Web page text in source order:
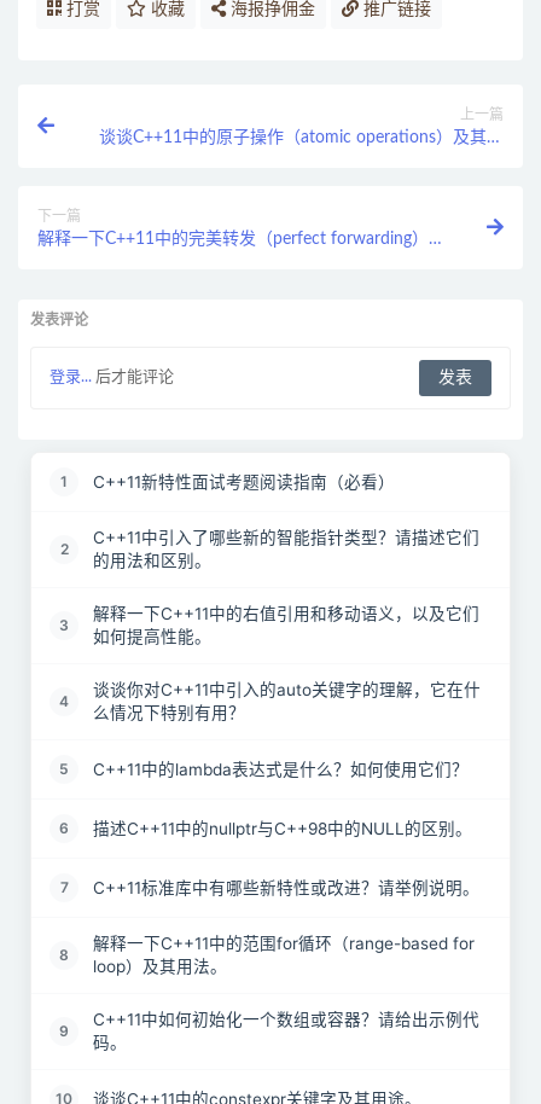
打赏 收藏 海报挣佣金 推广链接
上一篇
谈谈C++11中的原子操作（atomic operations）及其在
下一篇
解释一下C++11中的完美转发（perfect forwarding）及
发表评论
登录... 后才能评论
1 C++11新特性面试考题阅读指南（必看）
2
C++11中引入了哪些新的智能指针类型？请描述它们
的用法和区别。
3
解释一下C++11中的右值引用和移动语义，以及它们
如何提高性能。
4
谈谈你对C++11中引入的auto关键字的理解，它在什
么情况下特别有用？
5 C++11中的lambda表达式是什么？如何使用它们？
6 描述C++11中的nullptr与C++98中的NULL的区别。
7 C++11标准库中有哪些新特性或改进？请举例说明。
8
解释一下C++11中的范围for循环（range-based for
loop）及其用法。
9
C++11中如何初始化一个数组或容器？请给出示例代
码。
10 谈谈C++11中的constexpr关键字及其用途。